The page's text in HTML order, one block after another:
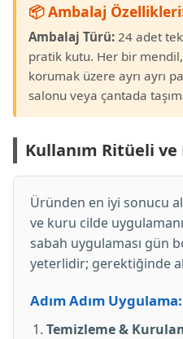
📦 Ambalaj
Ambalaj Türü: 24 adet
pratik kutu. Her bir
korumak üzere ayrı ayrı
salonu veya çantada
Kullanım Ritüeli
Üründen en iyi sonucu
ve kuru cilde
sabah uygulaması gün
yeterlidir; gerektiğinde
Adım Adım Uygulama:
Temizleme &